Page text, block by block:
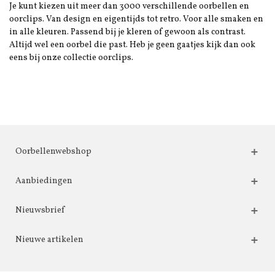
Je kunt kiezen uit meer dan 3000 verschillende oorbellen en
oorclips. Van design en eigentijds tot retro. Voor alle smaken en
in alle kleuren. Passend bij je kleren of gewoon als contrast.
Altijd wel een oorbel die past. Heb je geen gaatjes kijk dan ook
eens bij onze collectie oorclips.
Oorbellenwebshop
Aanbiedingen
Nieuwsbrief
Nieuwe artikelen